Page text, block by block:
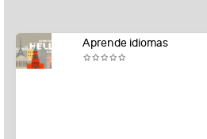
Aprende idiomas